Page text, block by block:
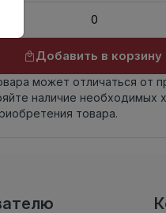
Добавить в корзину
может отличаться от
наличие необходимых
товара.